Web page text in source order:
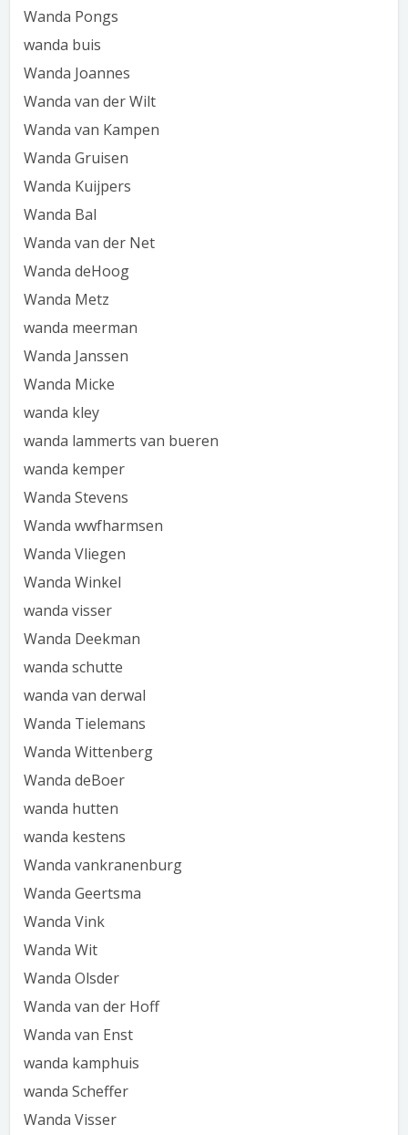
Wanda Pongs
wanda buis
Wanda Joannes
Wanda van der Wilt
Wanda van Kampen
Wanda Gruisen
Wanda Kuijpers
Wanda Bal
Wanda van der Net
Wanda deHoog
Wanda Metz
wanda meerman
Wanda Janssen
Wanda Micke
wanda kley
wanda lammerts van bueren
wanda kemper
Wanda Stevens
Wanda wwfharmsen
Wanda Vliegen
Wanda Winkel
wanda visser
Wanda Deekman
wanda schutte
wanda van derwal
Wanda Tielemans
Wanda Wittenberg
Wanda deBoer
wanda hutten
wanda kestens
Wanda vankranenburg
Wanda Geertsma
Wanda Vink
Wanda Wit
Wanda Olsder
Wanda van der Hoff
Wanda van Enst
wanda kamphuis
wanda Scheffer
Wanda Visser